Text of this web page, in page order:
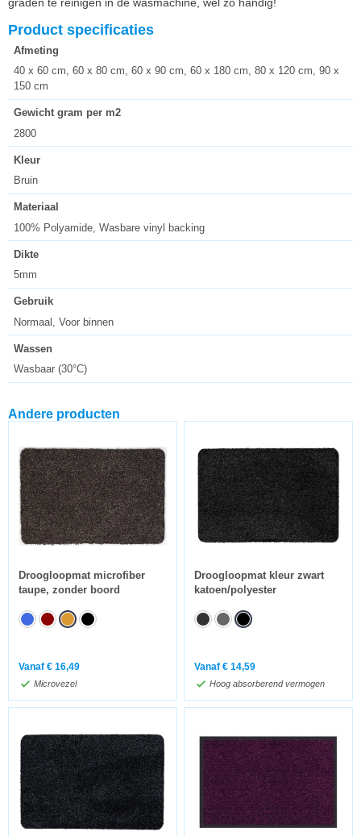
Product specificaties
Afmeting
40 x 60 cm, 60 x 80 cm, 60 x 90 cm, 60 x 180 cm, 80 x 120 cm, 90 x
150 cm
Gewicht gram per m2
2800
Kleur
Bruin
Materiaal
100% Polyamide, Wasbare vinyl backing
Dikte
5mm
Gebruik
Normaal, Voor binnen
Wassen
Wasbaar (30°C)
Andere producten
Droogloopmat microfiber
taupe, zonder boord
Vanaf € 16,49
Microvezel
Droogloopmat kleur zwart
katoen/polyester
Vanaf € 14,59
Hoog absorberend vermogen